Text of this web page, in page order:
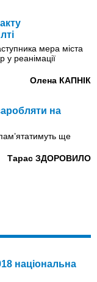
мера міста
реанімації
Олена КАПНІК
на
ще
Тарас ЗДОРОВИЛО
національна